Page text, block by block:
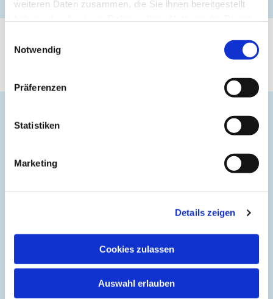
weiteren Daten zusammen, die Sie ihnen bereitgestellt
Notwendig
Präferenzen
Statistiken
Marketing
Details zeigen
Cookies zulassen
Auswahl erlauben